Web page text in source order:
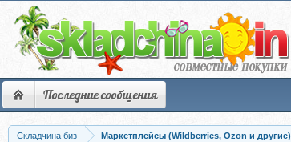
Последние сообщения
Складчина биз Маркетплейсы (Wildberries, Ozon и другие)